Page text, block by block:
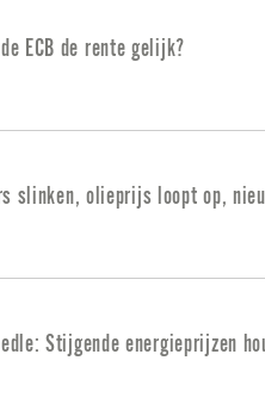
ECB de rente gelijk?
slinken, olieprijs loopt op,
Stijgende energieprijzen